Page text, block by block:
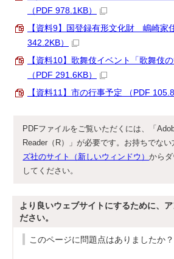
（PDF 978.1KB）
【資料9】国登録有形文化財 嶋崎家
342.2KB）
【資料10】歌舞伎イベント「歌舞伎
（PDF 291.6KB）
【資料11】市の行事予定 （PDF
PDFファイルをご覧いただくには、「
Reader（R）」が必要です。お持ちでない
ズ社のサイト（新しいウィンドウ）からダ
してください。
より良いウェブサイトにするために、
ださい。
このページに問題点はありましたか？